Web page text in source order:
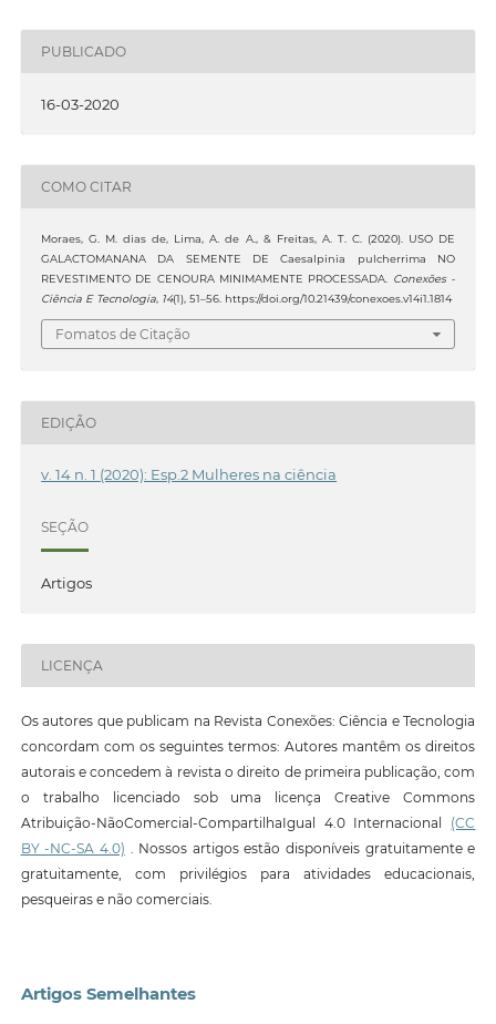
PUBLICADO
16-03-2020
COMO CITAR
Moraes, G. M. dias de, Lima, A. de A., & Freitas, A. T. C. (2020). USO DE
GALACTOMANANA DA SEMENTE DE Caesalpinia pulcherrima NO
REVESTIMENTO DE CENOURA MINIMAMENTE PROCESSADA.
Conexões -
Ciência E Tecnologia, 14(1), 51–56. https://doi.org/10.21439/conexoes.v14i1.1814
Fomatos de Citação
EDIÇÃO
v. 14 n. 1 (2020): Esp.2 Mulheres na ciência
SEÇÃO
Artigos
LICENÇA
Os autores que publicam na Revista Conexões: Ciência e Tecnologia
concordam com os seguintes termos: Autores mantêm os direitos
autorais e concedem à revista o direito de primeira publicação, com
o trabalho licenciado sob uma licença Creative Commons
Atribuição-NãoComercial-CompartilhaIgual 4.0 Internacional (CC
BY -NC-SA 4.0) . Nossos artigos estão disponíveis gratuitamente e
gratuitamente, com privilégios para atividades educacionais,
pesqueiras e não comerciais.
Artigos Semelhantes